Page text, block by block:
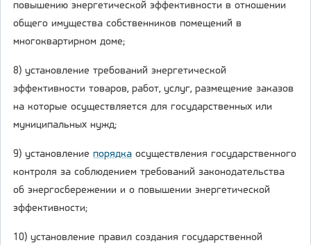
повышению энергетической эффективности в отношении
общего имущества собственников помещений в
многоквартирном доме;
8) установление требований энергетической
эффективности товаров, работ, услуг, размещение заказов
на которые осуществляется для государственных или
муниципальных нужд;
9) установление порядка осуществления государственного
контроля за соблюдением требований законодательства
об энергосбережении и о повышении энергетической
эффективности;
10) установление правил создания государственной